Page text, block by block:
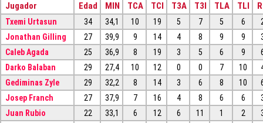
Jugador Edad MIN TCA TCI T3A T3I TLA TLI
Txemi Urtasun 34 34,1 10 19 5 7 5 6
Jonathan Gilling
27 39,9 9 14 4 8 9 9
Caleb Agada
25 36,9 8 19 3 5 6 9
Darko Balaban
29 27,4 10 12 0 0 7 10
Gediminas Zyle
29 32,2 8 14 3 6 8 10
Josep Franch
27 37,9 7 16 4 8 6 6
Juan Rubio
22 33,1 6 12 6 11 1 2